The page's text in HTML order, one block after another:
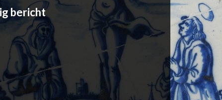
bericht